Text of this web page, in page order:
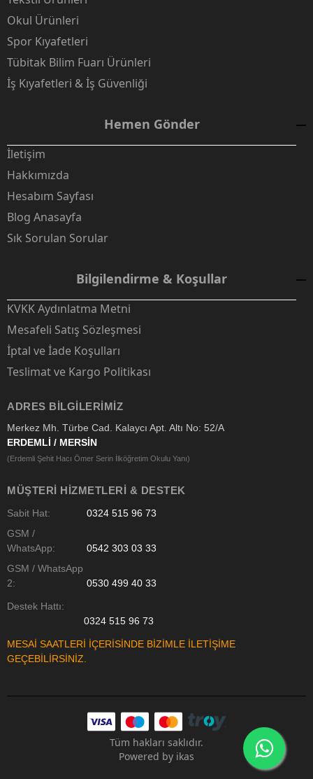
Okul Ürünleri
Spor Kıyafetleri
Tübitak Bilim Fuarı Ürünleri
İş Kıyafetleri & İş Güvenliği
Hemen Gönder
İletişim
Hakkımızda
Hesabım Sayfası
Blog Anasayfa
Sık Sorulan Sorular
Bilgilendirme & Koşullar
KVKK Aydınlatma Metni
Mesafeli Satış Sözleşmesi
İptal ve İade Koşulları
Teslimat ve Kargo Politikası
ADRES BILGILERIMIZ
Merkez Mh. Türbe Cad. Kalaycı Apt. Altı No: 52/A
ERDEMLİ / MERSİN
(Erdemli Şehit Hacı Ömer Serin İlköğretim Okulu Yanı)
MÜŞTERI HIZMETLERI & DESTEK
Sabit Hat:
0324 515 96 73
GSM /
WhatsApp:
0542 303 03 33
GSM / WhatsApp
2:
0530 499 40 33
Destek Hattı:
0324 515 96 73
MESAİ SAATLERİ İÇERİSİNDE BİZİMLE İLETİŞİME
GEÇEBİLİRSİNİZ.
Tüm hakları saklıdır.
Powered by ikas